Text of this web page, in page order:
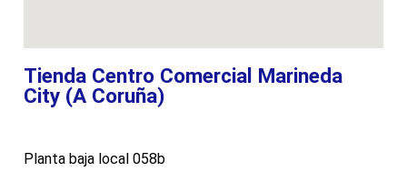
Tienda Centro Comercial Marineda
City (A Coruña)
Planta baja local 058b